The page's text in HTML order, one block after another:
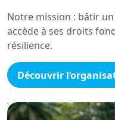
Notre mission : bâtir
accède à ses droits
résilience.
Découvrir